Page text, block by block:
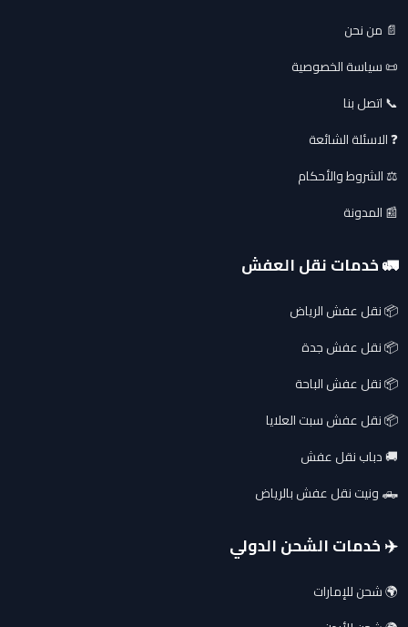
📄 من نحن
📜 سياسة الخصوصية
📞 اتصل بنا
❓ الاسئلة الشائعة
⚖️ الشروط والأحكام
📰 المدونة
🚛 خدمات نقل العفش
📦 نقل عفش الرياض
📦 نقل عفش جدة
📦 نقل عفش الباحة
📦 نقل عفش سبت العلايا
🚚 دباب نقل عفش
🛻 ونيت نقل عفش بالرياض
✈️ خدمات الشحن الدولي
🌍 شحن للإمارات